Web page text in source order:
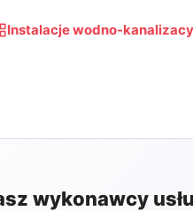
Instalacje wodno-
wykonawcy